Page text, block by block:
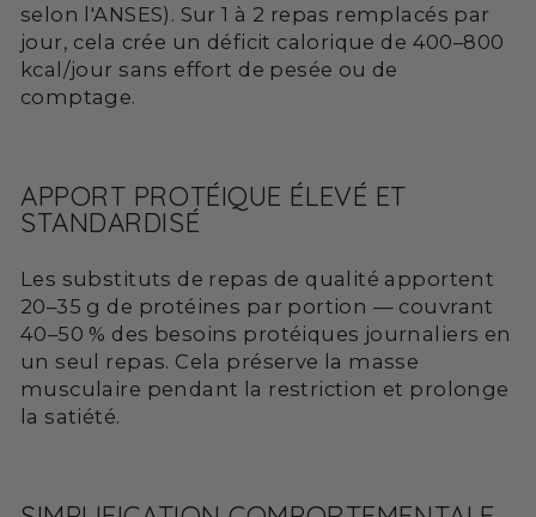
selon l'ANSES). Sur 1 à 2 repas remplacés par
jour, cela crée un déficit calorique de 400–800
kcal/jour sans effort de pesée ou de
comptage.
APPORT PROTÉIQUE ÉLEVÉ ET
STANDARDISÉ
Les substituts de repas de qualité apportent
20–35 g de protéines par portion — couvrant
40–50 % des besoins protéiques journaliers en
un seul repas. Cela préserve la masse
musculaire pendant la restriction et prolonge
la satiété.